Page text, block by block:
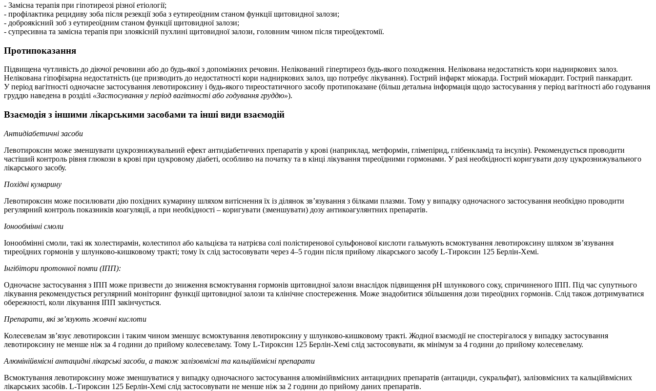
- Замісна терапія при гіпотиреозі різної етіології;
- профілактика рецидиву зоба після резекції зоба з еутиреоїдним станом функції щитовидної залози;
- доброякісний зоб з еутиреоїдним станом функції щитовидної залози;
- супресивна та замісна терапія при злоякісній пухлині щитовидної залози, головним чином після тиреоїдектомії.
Протипоказання
Підвищена чутливість до діючої речовини або до будь-якої з допоміжних речовин. Нелікований гіпертиреоз будь-якого походження. Нелікована недостатність кори надниркових залоз.
Нелікована гіпофізарна недостатність (це призводить до недостатності кори надниркових залоз, що потребує лікування). Гострий інфаркт міокарда. Гострий міокардит. Гострий панкардит.
У період вагітності одночасне застосування левотироксину і будь-якого тиреостатичного засобу протипоказане (більш детальна інформація щодо застосування у період вагітності або годування
груддю наведена в розділі «Застосування у період вагітності або годування груддю»).
Взаємодія з іншими лікарськими засобами та інші види взаємодій
Антидіабетичні засоби
Левотироксин може зменшувати цукрознижувальний ефект антидіабетичних препаратів у крові (наприклад, метформін, глімепірид, глібенкламід та інсулін). Рекомендується проводити
частіший контроль рівня глюкози в крові при цукровому діабеті, особливо на початку та в кінці лікування тиреоїдними гормонами. У разі необхідності коригувати дозу цукрознижувального
лікарського засобу.
Похідні кумарину
Левотироксин може посилювати дію похідних кумарину шляхом витіснення їх із ділянок зв’язування з білками плазми. Тому у випадку одночасного застосування необхідно проводити
регулярний контроль показників коагуляції, а при необхідності – коригувати (зменшувати) дозу антикоагулянтних препаратів.
Іонообмінні смоли
Іонообмінні смоли, такі як холестирамін, колестипол або кальцієва та натрієва солі полістиренової сульфонової кислоти гальмують всмоктування левотироксину шляхом зв’язування
тиреоїдних гормонів у шлунково-кишковому тракті; тому їх слід застосовувати через 4–5 годин після прийому лікарського засобу L-Тироксин 125 Берлін-Хемі.
Інгібітори протонної помпи (ІПП):
Одночасне застосування з ІПП може призвести до зниження всмоктування гормонів щитовидної залози внаслідок підвищення рН шлункового соку, спричиненого ІПП. Під час супутнього
лікування рекомендується регулярний моніторинг функції щитовидної залози та клінічне спостереження. Може знадобитися збільшення дози тиреоїдних гормонів. Слід також дотримуватися
обережності, коли лікування ІПП закінчується.
Препарати, які зв’язують жовчні кислоти
Колесевелам зв’язує левотироксин і таким чином зменшує всмоктування левотироксину у шлунково-кишковому тракті. Жодної взаємодії не спостерігалося у випадку застосування
левотироксину не менше ніж за 4 години до прийому колесевеламу. Тому L-Тироксин 125 Берлін-Хемі слід застосовувати, як мінімум за 4 години до прийому колесевеламу.
Алюмінійвмісні антацидні лікарські засоби, а також залізовмісні та кальційвмісні препарати
Всмоктування левотироксину може зменшуватися у випадку одночасного застосування алюмінійвмісних антацидних препаратів (антациди, сукральфат), залізовмісних та кальційвмісних
лікарських засобів. L-Тироксин 125 Берлін-Хемі слід застосовувати не менше ніж за 2 години до прийому даних препаратів.